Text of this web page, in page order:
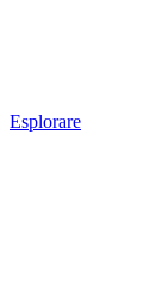
Esplorare